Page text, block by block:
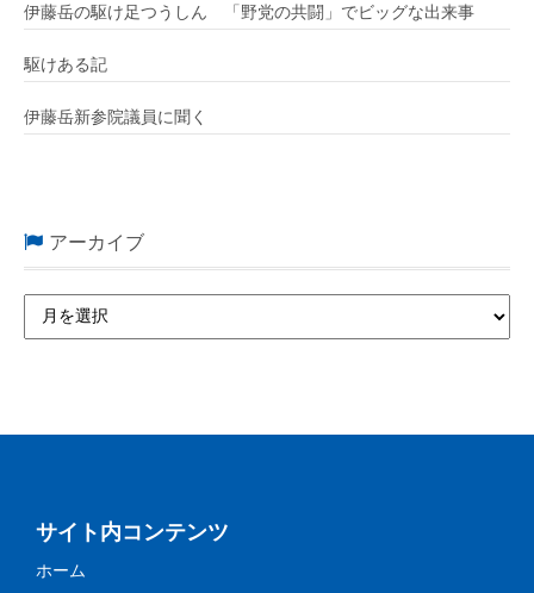
伊藤岳の駆け足つうしん 「野党の共闘」でビッグな出来事
駆けある記
伊藤岳新参院議員に聞く
アーカイブ
サイト内コンテンツ
ホーム